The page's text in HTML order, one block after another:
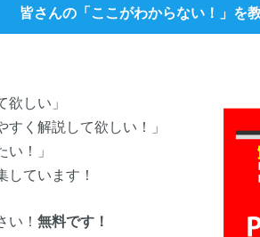
皆さんの「ここがわからない！」を
欲しい」
すく解説して欲しい！」
い！」
しています！
い！ 無料です！